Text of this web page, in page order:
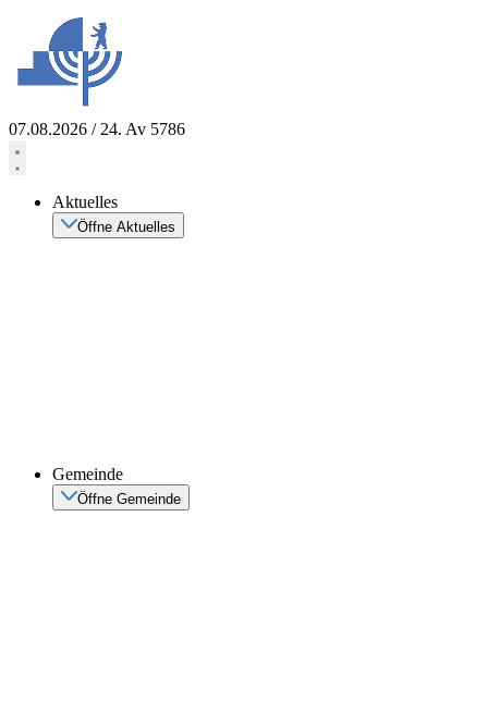
springen
07.08.2026 / 24. Av 5786
Aktuelles
Öffne Aktuelles
Gemeinde
Öffne Gemeinde